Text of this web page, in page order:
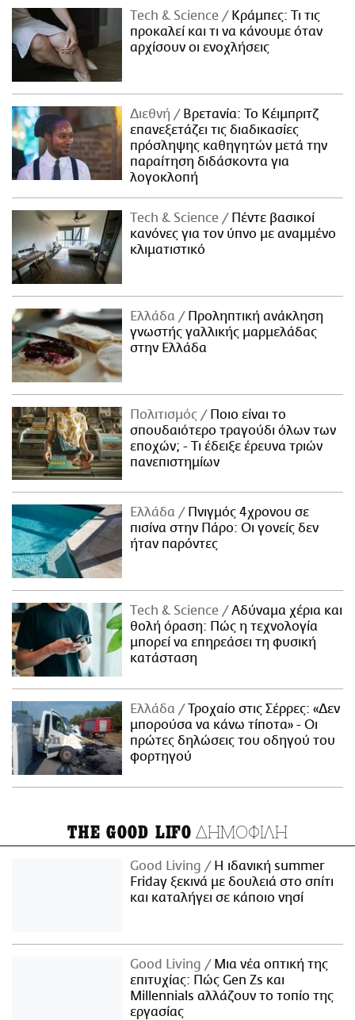
Τech & Science
Κράμπες: Τι τις
προκαλεί και τι να κάνουμε όταν
αρχίσουν οι ενοχλήσεις
Διεθνή
Βρετανία: Το Κέιμπριτζ
επανεξετάζει τις διαδικασίες
πρόσληψης καθηγητών μετά την
παραίτηση διδάσκοντα για
λογοκλοπή
Τech & Science
Πέντε βασικοί
κανόνες για τον ύπνο με αναμμένο
κλιματιστικό
Ελλάδα
Προληπτική ανάκληση
γνωστής γαλλικής μαρμελάδας
στην Ελλάδα
Πολιτισμός
Ποιο είναι το
σπουδαιότερο τραγούδι όλων των
εποχών; - Τι έδειξε έρευνα τριών
πανεπιστημίων
Ελλάδα
Πνιγμός 4χρονου σε
πισίνα στην Πάρο: Οι γονείς δεν
ήταν παρόντες
Τech & Science
Αδύναμα χέρια και
θολή όραση: Πώς η τεχνολογία
μπορεί να επηρεάσει τη φυσική
κατάσταση
Ελλάδα
Τροχαίο στις Σέρρες: «Δεν
μπορούσα να κάνω τίποτα» - Οι
πρώτες δηλώσεις του οδηγού του
φορτηγού
THE GOOD LIFO ΔΗΜΟΦΙΛΗ
Good Living
Η ιδανική summer
Friday ξεκινά με δουλειά στο σπίτι
και καταλήγει σε κάποιο νησί
Good Living
Μια νέα οπτική της
επιτυχίας: Πώς Gen Zs και
Millennials αλλάζουν το τοπίο της
εργασίας